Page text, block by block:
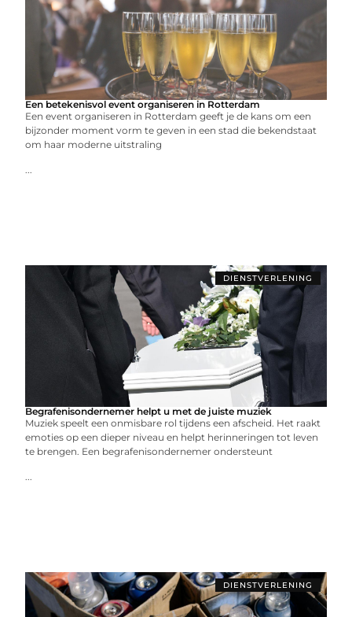
Een betekenisvol event organiseren in Rotterdam
Een event organiseren in Rotterdam geeft je de kans om een
bijzonder moment vorm te geven in een stad die bekendstaat
om haar moderne uitstraling
...
DIENSTVERLENING
Begrafenisondernemer helpt u met de juiste muziek
Muziek speelt een onmisbare rol tijdens een afscheid. Het raakt
emoties op een dieper niveau en helpt herinneringen tot leven
te brengen. Een begrafenisondernemer ondersteunt
...
DIENSTVERLENING